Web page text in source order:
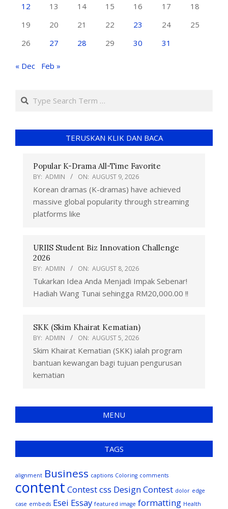
12
13 14 15 16 17
18
19
20 21 22 23 24
25
26
27 28 29 30 31
« Dec Feb »
TERUSKAN KLIK DAN BACA
Popular K-Drama All-Time Favorite
BY: ADMIN ON: AUGUST 9, 2026
Korean dramas (K-dramas) have achieved
massive global popularity through streaming
platforms like
URIIS Student Biz Innovation Challenge
2026
BY: ADMIN ON: AUGUST 8, 2026
Tukarkan Idea Anda Menjadi Impak Sebenar!
Hadiah Wang Tunai sehingga RM20,000.00 !!
SKK (Skim Khairat Kematian)
BY: ADMIN ON: AUGUST 5, 2026
Skim Khairat Kematian (SKK) ialah program
bantuan kewangan bagi tujuan pengurusan
kematian
MENU
TAGS
alignment Business captions Coloring comments
content Contestcss Design Contest dolor edge
case embeds Esei Essay featured image formatting Health